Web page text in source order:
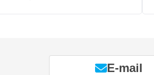
E-mail